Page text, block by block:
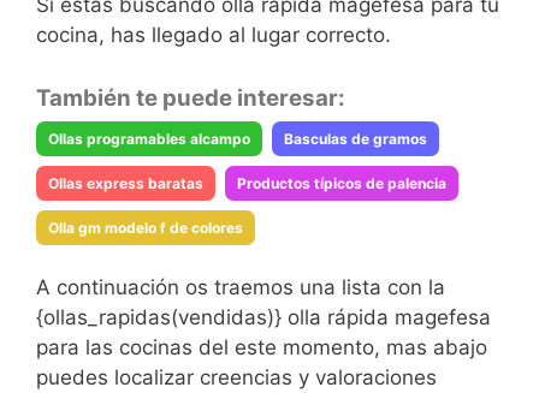
Si estas buscando olla rápida magefesa para tu
cocina, has llegado al lugar correcto.
También te puede interesar:
Ollas programables alcampo Basculas de gramos
Ollas express baratas Productos típicos de palencia
Olla gm modelo f de colores
A continuación os traemos una lista con la
{ollas_rapidas(vendidas)} olla rápida magefesa
para las cocinas del este momento, mas abajo
puedes localizar creencias y valoraciones